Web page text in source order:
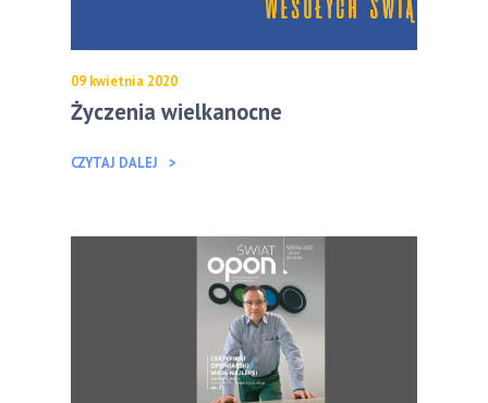
09 kwietnia 2020
Życzenia wielkanocne
CZYTAJ DALEJ